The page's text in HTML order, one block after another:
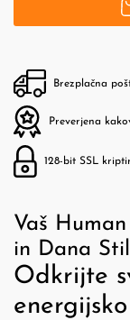
Brezplačna
Preverjena
128-bit SSL
Vaš
in Dana
Odkrijte